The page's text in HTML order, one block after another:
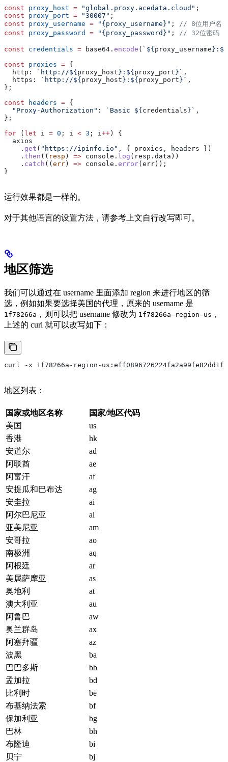
const proxy_host = "global.proxy.acedata.cloud" ;
const proxy_port = "30007" ;
const proxy_username = "{proxy_username}" ; // 8位用户名
const proxy_password = "{proxy_password}" ; // 32位密码
const credentials = base64 . encode ( ` ${ proxy_username } : ${
const proxies = {
  http:
`http://${ proxy_host } : ${ proxy_port } ` ,
  https:
`http://${ proxy_host } : ${ proxy_port } ` ,
};
const headers = {
  "Proxy-Authorization"
: `Basic ${ credentials } ` ,
};
for ( let i = 0 ; i < 3 ; i++ ) {
  axios
    .
get ( "https://ipinfo.io" , { proxies , headers })
    .
then (( resp ) => console . log ( resp . data ))
    .
catch (( err ) => console . error( err ));
}
运行效果都是一样的。
对于其他语言的设置方法，请参考上文自行改写即可。
地区筛选
我们可以通过在 username 里面添加 region 来进行地区的筛
选，例如如果要选择美国的代理，原来的 username 是
1f78266a ，则可以把 username 修改为 1f78266a-region-us ，
上述的 curl 就可以改写如下：
curl -x 1f78266a-region-
地区列表：
国家或地区名称
国家/地区代码
美国
us
香港
hk
安道尔
ad
阿联酋
ae
阿富汗
af
安提瓜和巴布达
ag
安圭拉
ai
阿尔巴尼亚
al
亚美尼亚
am
安哥拉
ao
南极洲
aq
阿根廷
ar
美属萨摩亚
as
奥地利
at
澳大利亚
au
阿鲁巴
aw
奥兰群岛
ax
阿塞拜疆
az
波黑
ba
巴巴多斯
bb
孟加拉
bd
比利时
be
布基纳法索
bf
保加利亚
bg
巴林
bh
布隆迪
bi
贝宁
bj